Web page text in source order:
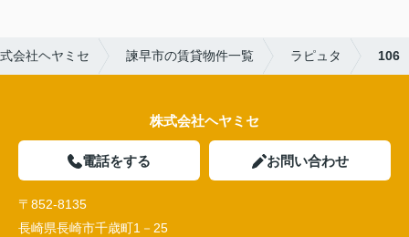
会社ヘヤミセ 諫早市の賃貸物件一覧 ラピュタ 106
株式会社ヘヤミセ
電話をする お問い合わせ
〒852-8135
長崎県長崎市千歳町1－25